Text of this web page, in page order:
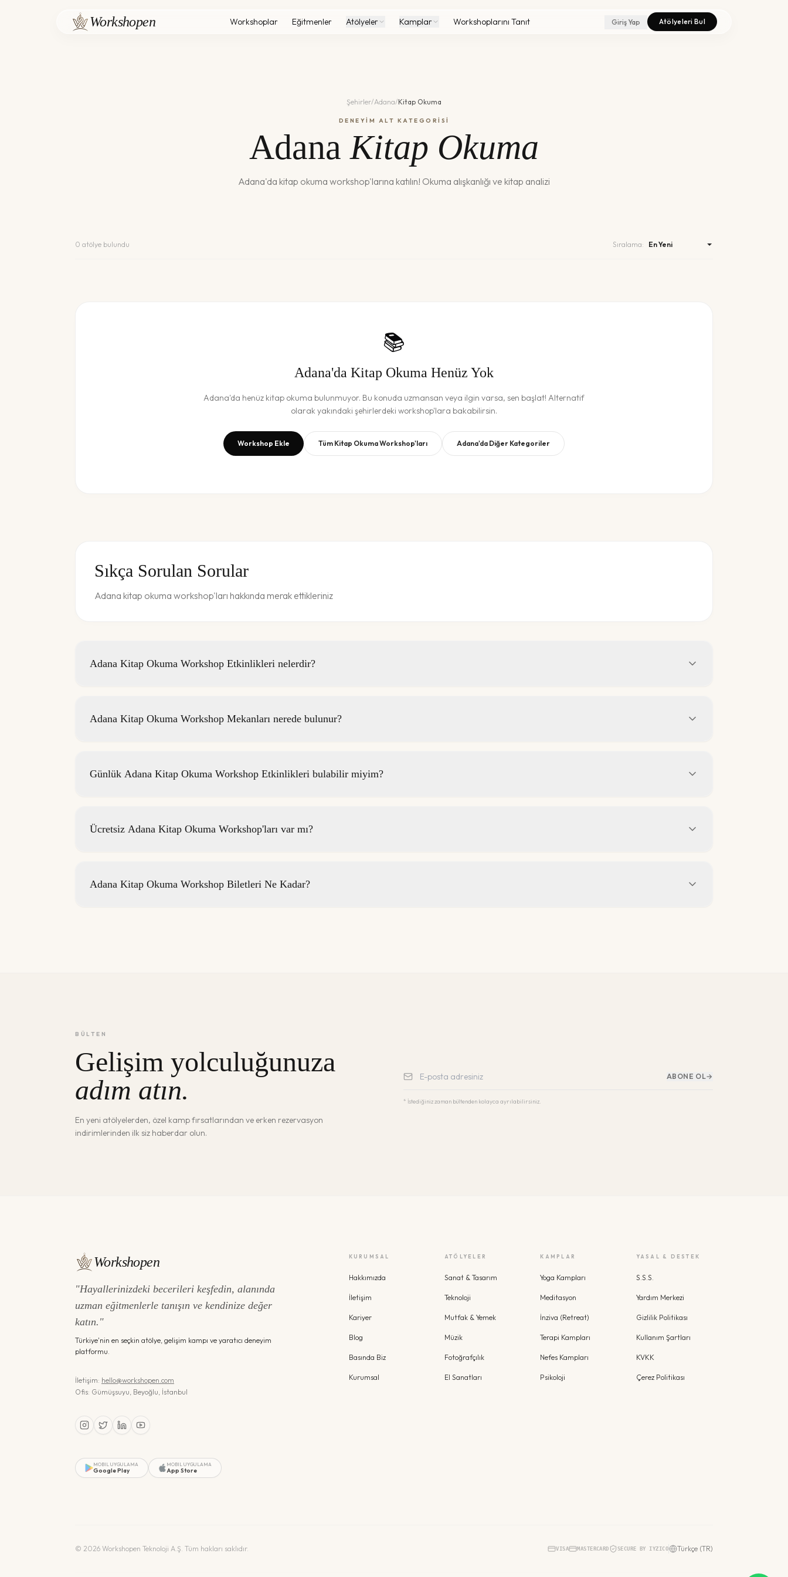
Workshopen Workshoplar Eğitmenler Atölyeler Kamplar Workshoplarını Tanıt Giriş Yap Atölyeleri Bul
Şehirler/Adana/Kitap Okuma
DENEYİM ALT KATEGORİSİ
Adana Kitap Okuma
Adana'da kitap okuma workshop'larına katılın! Okuma alışkanlığı ve kitap analizi
0 atölye bulundu Sıralama:
📚
Adana'da Kitap Okuma Henüz Yok
Adana'da henüz kitap okuma bulunmuyor. Bu konuda uzmansan veya ilgin varsa, sen başlat! Alternatif
olarak yakındaki şehirlerdeki workshop'lara bakabilirsin.
Workshop Ekle Tüm Kitap OkumaWorkshop'ları Adana'da Diğer Kategoriler
Sıkça Sorulan Sorular
Adana kitap okuma workshop'ları hakkında merak ettikleriniz
Adana Kitap Okuma Workshop Etkinlikleri nelerdir?
Adana Kitap Okuma Workshop Mekanları nerede bulunur?
Günlük Adana Kitap Okuma Workshop Etkinlikleri bulabilir miyim?
Ücretsiz Adana Kitap Okuma Workshop'ları var mı?
Adana Kitap Okuma Workshop Biletleri Ne Kadar?
BÜLTEN
Gelişim yolculuğunuza
adım atın.
En yeni atölyelerden, özel kamp fırsatlarından ve erken rezervasyon
indirimlerinden ilk siz haberdar olun.
ABONE OL→
* İstediğiniz zaman bültenden kolayca ayrılabilirsiniz.
Workshopen
"Hayallerinizdeki becerileri keşfedin, alanında
uzman eğitmenlerle tanışın ve kendinize değer
katın."
Türkiye'nin en seçkin atölye, gelişim kampı ve yaratıcı deneyim
platformu.
İletişim: hello@workshopen.com
Ofis: Gümüşsuyu, Beyoğlu, İstanbul
MOBIL UYGULAMA
Google Play
MOBIL UYGULAMA
App Store
KURUMSAL
Hakkımızda
İletişim
Kariyer
Blog
Basında Biz
Kurumsal
ATÖLYELER
Sanat & Tasarım
Teknoloji
Mutfak & Yemek
Müzik
Fotoğrafçılık
El Sanatları
KAMPLAR
Yoga Kampları
Meditasyon
İnziva (Retreat)
Terapi Kampları
Nefes Kampları
Psikoloji
YASAL & DESTEK
S.S.S.
Yardım Merkezi
Gizlilik Politikası
Kullanım Şartları
KVKK
Çerez Politikası
© 2026 Workshopen Teknoloji A.Ş. Tüm hakları saklıdır. VISA MASTERCARD SECURE BY IYZICO Türkçe (TR)